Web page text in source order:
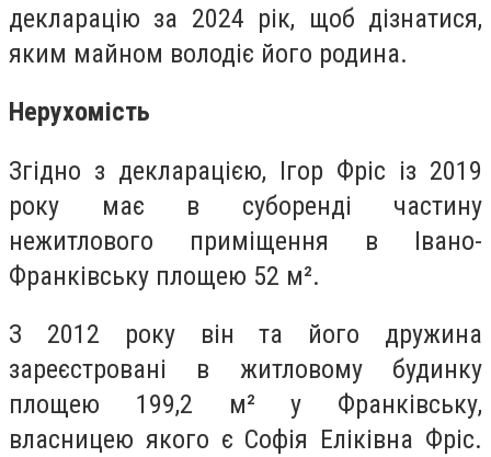
декларацію за 2024 рік, щоб дізнатися,
яким майном володіє його родина.
Нерухомість
Згідно з декларацією, Ігор Фріс із 2019
року має в суборенді частину
нежитлового приміщення в Івано-
Франківську площею 52 м².
З 2012 року він та його дружина
зареєстровані в житловому будинку
площею 199,2 м² у Франківську,
власницею якого є Софія Еліківна Фріс.